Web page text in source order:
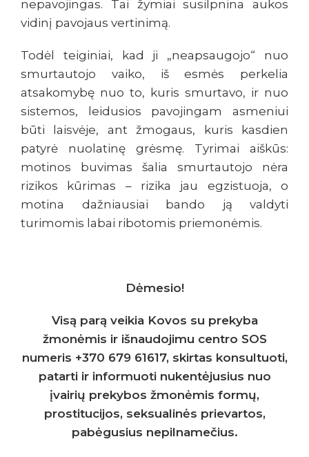
nepavojingas. Tai žymiai susilpnina aukos
vidinį pavojaus vertinimą.
Todėl teiginiai, kad ji „neapsaugojo“ nuo
smurtautojo vaiko, iš esmės perkelia
atsakomybę nuo to, kuris smurtavo, ir nuo
sistemos, leidusios pavojingam asmeniui
būti laisvėje, ant žmogaus, kuris kasdien
patyrė nuolatinę grėsmę. Tyrimai aiškūs:
motinos buvimas šalia smurtautojo nėra
rizikos kūrimas – rizika jau egzistuoja, o
motina dažniausiai bando ją valdyti
turimomis labai ribotomis priemonėmis.
Dėmesio!
Visą parą veikia Kovos su prekyba
žmonėmis ir išnaudojimu centro SOS
numeris +370 679 61617, skirtas konsultuoti,
patarti ir informuoti nukentėjusius nuo
įvairių prekybos žmonėmis formų,
prostitucijos, seksualinės prievartos,
pabėgusius nepilnamečius.